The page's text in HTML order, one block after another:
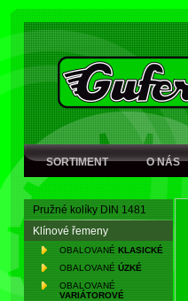
SORTIMENT O NÁS
Pružné kolíky DIN 1481
Klínové řemeny
OBALOVANÉ KLASICKÉ
OBALOVANÉ ÚZKÉ
OBALOVANÉ
VARIÁTOROVÉ